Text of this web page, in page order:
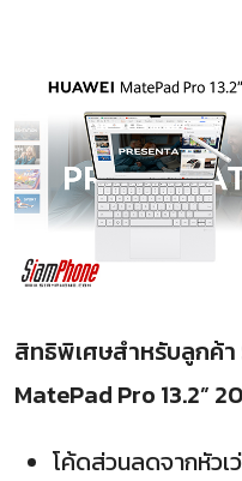
สิทธิพิเศษสำหรับลูกค้า
MatePad Pro 13.2”
โค้ดส่วนลดจากหัว